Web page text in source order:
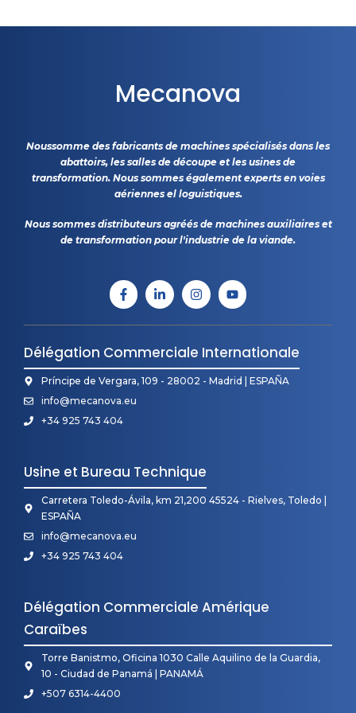
Mecanova
Noussomme des fabricants de machines spécialisés dans les
abattoirs, les salles de découpe et les usines de
transformation. Nous sommes également experts en voies
aériennes el loguistiques.
Nous sommes distributeurs agréés de machines auxiliaires et
de transformation pour l'industrie de la viande.
Délégation Commerciale Internationale
Príncipe de Vergara, 109 - 28002 - Madrid | ESPAÑA
info@mecanova.eu
+34 925 743 404
Usine et Bureau Technique
Carretera Toledo-Ávila, km 21,200 45524 - Rielves, Toledo |
ESPAÑA
info@mecanova.eu
+34 925 743 404
Délégation Commerciale Amérique
Caraïbes
Torre Banistmo, Oficina 1030 Calle Aquilino de la Guardia,
10 - Ciudad de Panamá | PANAMÁ
+507 6314-4400